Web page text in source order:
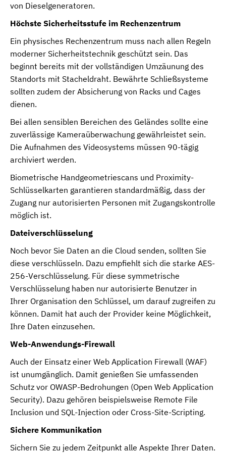
von Dieselgeneratoren.
Höchste Sicherheitsstufe im Rechenzentrum
Ein physisches Rechenzentrum muss nach allen Regeln
moderner Sicherheitstechnik geschützt sein. Das
beginnt bereits mit der vollständigen Umzäunung des
Standorts mit Stacheldraht. Bewährte Schließsysteme
sollten zudem der Absicherung von Racks und Cages
dienen.
Bei allen sensiblen Bereichen des Geländes sollte eine
zuverlässige Kameraüberwachung gewährleistet sein.
Die Aufnahmen des Videosystems müssen 90-tägig
archiviert werden.
Biometrische Handgeometriescans und Proximity-
Schlüsselkarten garantieren standardmäßig, dass der
Zugang nur autorisierten Personen mit Zugangskontrolle
möglich ist.
Dateiverschlüsselung
Noch bevor Sie Daten an die Cloud senden, sollten Sie
diese verschlüsseln. Dazu empfiehlt sich die starke AES-
256-Verschlüsselung. Für diese symmetrische
Verschlüsselung haben nur autorisierte Benutzer in
Ihrer Organisation den Schlüssel, um darauf zugreifen zu
können. Damit hat auch der Provider keine Möglichkeit,
Ihre Daten einzusehen.
Web-Anwendungs-Firewall
Auch der Einsatz einer Web Application Firewall (WAF)
ist unumgänglich. Damit genießen Sie umfassenden
Schutz vor OWASP-Bedrohungen (Open Web Application
Security). Dazu gehören beispielsweise Remote File
Inclusion und SQL-Injection oder Cross-Site-Scripting.
Sichere Kommunikation
Sichern Sie zu jedem Zeitpunkt alle Aspekte Ihrer Daten.